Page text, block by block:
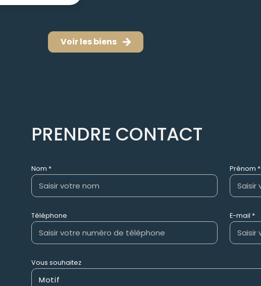
Voir les biens
PRENDRE CONTACT
Nom * Prénom *
Téléphone E-mail *
Vous souhaitez
Motif